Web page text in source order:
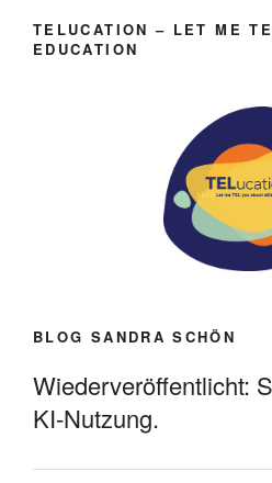
TELUCATION – LET ME
EDUCATION
BLOG SANDRA SCHÖN
Wiederveröffentlicht:
KI-Nutzung.